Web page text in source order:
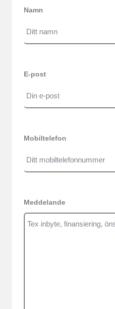
Namn
E-post
Mobiltelefon
Meddelande